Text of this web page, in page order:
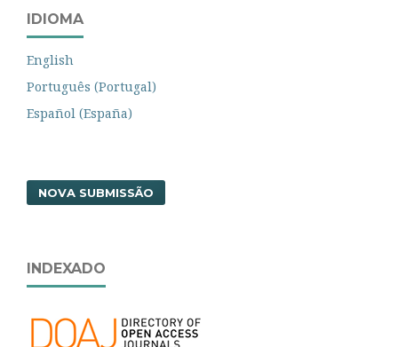
IDIOMA
English
Português (Portugal)
Español (España)
NOVA SUBMISSÃO
INDEXADO